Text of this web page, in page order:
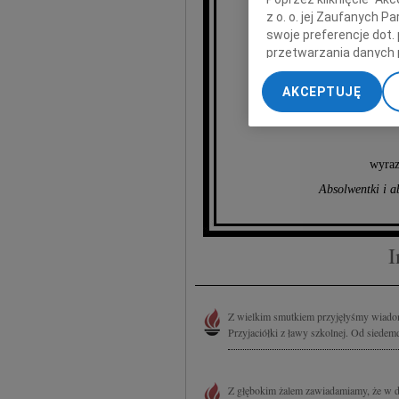
Jej
Absolwentki i
Z wielkim smutkiem przyjęłyśmy
Przyjaciółki z ławy szkolnej. Od
Z głębokim żalem zawiadamiamy, że w
z o. o. jej Zaufanych
swoje preferencje dot.
przetwarzania danych
„Ustawienia
My, nasi Zaufani
dokładnych danych
Przechowywanie
treści, badnie
AKCEPTUJĘ